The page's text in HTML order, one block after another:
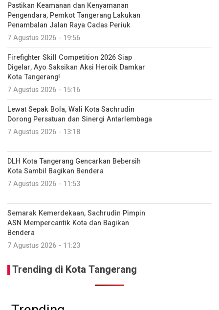
Pastikan Keamanan dan Kenyamanan
Pengendara, Pemkot Tangerang Lakukan
Penambalan Jalan Raya Cadas Periuk
7 Agustus 2026 - 19:56
Firefighter Skill Competition 2026 Siap
Digelar, Ayo Saksikan Aksi Heroik Damkar
Kota Tangerang!
7 Agustus 2026 - 15:16
Lewat Sepak Bola, Wali Kota Sachrudin
Dorong Persatuan dan Sinergi Antarlembaga
7 Agustus 2026 - 13:18
DLH Kota Tangerang Gencarkan Bebersih
Kota Sambil Bagikan Bendera
7 Agustus 2026 - 11:53
Semarak Kemerdekaan, Sachrudin Pimpin
ASN Mempercantik Kota dan Bagikan
Bendera
7 Agustus 2026 - 11:23
Trending di Kota Tangerang